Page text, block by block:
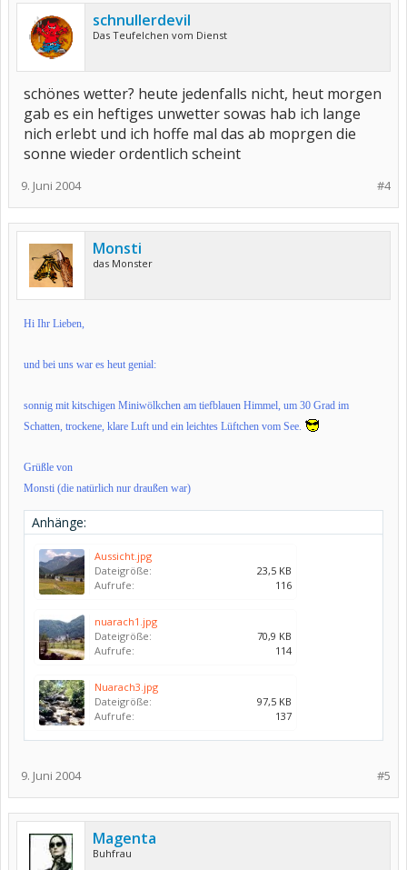
schnullerdevil
Das Teufelchen vom Dienst
schönes wetter? heute jedenfalls nicht, heut morgen
gab es ein heftiges unwetter sowas hab ich lange
nich erlebt und ich hoffe mal das ab moprgen die
sonne wieder ordentlich scheint
#4
9. Juni 2004
Monsti
das Monster
Hi Ihr Lieben,
und bei uns war es heut genial:
sonnig mit kitschigen Miniwölkchen am tiefblauen Himmel, um 30 Grad im
Schatten, trockene, klare Luft und ein leichtes Lüftchen vom See.
Grüßle von
Monsti (die natürlich nur draußen war)
Anhänge:
Aussicht.jpg
Dateigröße:
23,5 KB
Aufrufe:
116
nuarach1.jpg
Dateigröße:
70,9 KB
Aufrufe:
114
Nuarach3.jpg
Dateigröße:
97,5 KB
Aufrufe:
137
#5
9. Juni 2004
Magenta
Buhfrau